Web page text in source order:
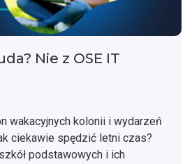
Nie z OSE IT
wakacyjnych kolonii i wydarzeń
ciekawie spędzić letni czas?
podstawowych i ich